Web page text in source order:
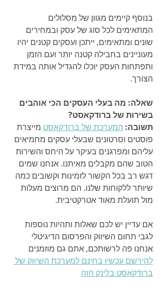
בנוסף קיימים מגוון של מסלולים
המתאימים לכל סוג של עסק ובמחירים
שונים ומתאימים, ייתכן ועסקים קטנים יהיו
מעוניינים בחבילה קטנה יותר ועם הזמן
ותפתחות העסק יוכלו להגדיל אותה במידת
הצורך.
שאלה: מה בעלי העסקים הכי אוהבים
בשירות של ברודקאסט?
תשובה: המערכת של ברודקאסט מייצרת
פוסטים וסרטונים שבעלי עסקים מחמיאים
עליהם ומפרגנים בעיקר על היחס והשירות
הטוב שהם מקבלים מאיתנו. אנחנו שמים
דגש רב בכל הקשור לזמינות וקשובים כמה
שיותר ללקוחות שלנו. הם מרוצים מעלות
מול תועלת מאוד אטרקטיבית.
אם עדיין יש לכם שאלות ותהיות נוספות
לגבי תחום השיווק והפרסום הדיגיטלי
אנחנו פה לרשותכם, אתם גם מוזמנים
להירשם עכשיו בחינם למערכת השיווק של
ברודקאסט בלינק הזה